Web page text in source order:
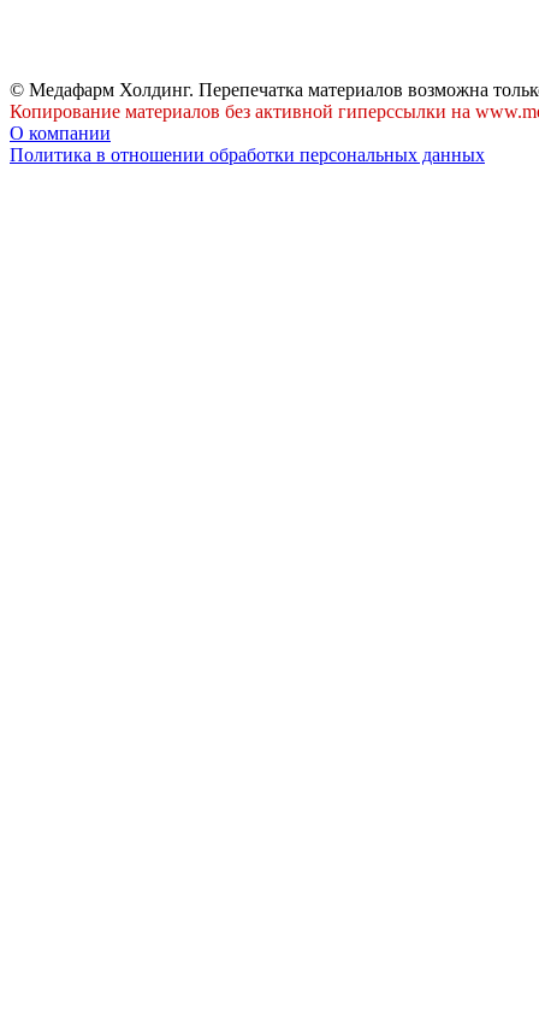
© Медафарм Холдинг. Перепечатка материалов возможна
Копирование материалов без активной гиперссылки на
О компании
Политика в отношении обработки персональных данных